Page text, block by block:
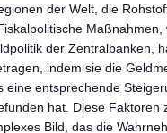
der Welt, die
Maßnahmen,
der Zentralbanken,
indem sie die
eine entsprechende
hat. Diese Faktoren
Bild, das die